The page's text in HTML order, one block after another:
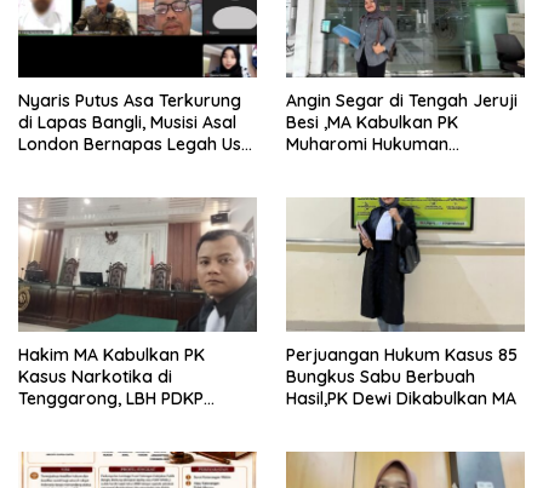
Nyaris Putus Asa Terkurung
di Lapas Bangli, Musisi Asal
London Bernapas Legah Usai
Angin Segar di Tengah Jeruji
Besi ,MA Kabulkan PK
Muharomi Hukuman
Hakim MA Kabulkan PK
Kasus Narkotika di
Tenggarong, LBH PDKP
Berkeadilan
Perjuangan Hukum Kasus 85
Bungkus Sabu Berbuah
Hasil,PK Dewi Dikabulkan MA